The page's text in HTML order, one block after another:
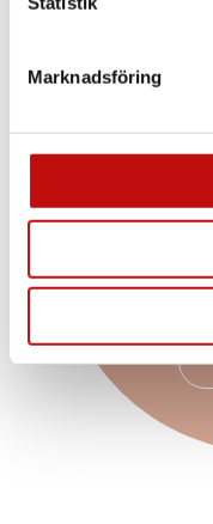
Marknadsföring
Att ha rätt glas
behov är helt
nya glasögon.